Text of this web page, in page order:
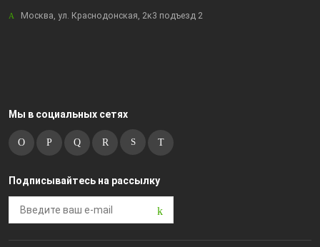
Москва, ул. Краснодонская, 2к3 подъезд 2
Мы в социальных сетях
Подписывайтесь на рассылку